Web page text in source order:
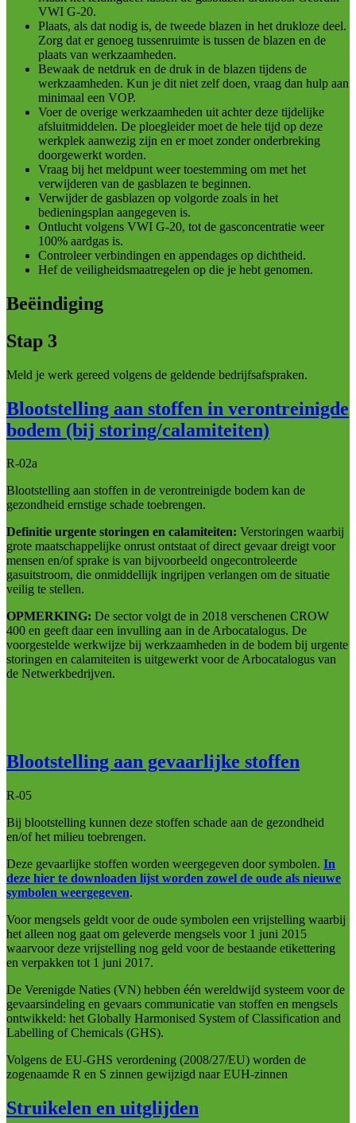
VWI G-20.
Plaats, als dat nodig is, de tweede blazen in het drukloze deel.
Zorg dat er genoeg tussenruimte is tussen de blazen en de
plaats van werkzaamheden.
Bewaak de netdruk en de druk in de blazen tijdens de
werkzaamheden. Kun je dit niet zelf doen, vraag dan hulp aan
minimaal een VOP.
Voer de overige werkzaamheden uit achter deze tijdelijke
afsluitmiddelen. De ploegleider moet de hele tijd op deze
werkplek aanwezig zijn en er moet zonder onderbreking
doorgewerkt worden.
Vraag bij het meldpunt weer toestemming om met het
verwijderen van de gasblazen te beginnen.
Verwijder de gasblazen op volgorde zoals in het
bedieningsplan aangegeven is.
Ontlucht volgens VWI G-20, tot de gasconcentratie weer
100% aardgas is.
Controleer verbindingen en appendages op dichtheid.
Hef de veiligheidsmaatregelen op die je hebt genomen.
Beëindiging
Stap 3
Meld je werk gereed volgens de geldende bedrijfsafspraken.
Blootstelling aan stoffen in verontreinigde
bodem (bij storing/calamiteiten)
R-02a
Blootstelling aan stoffen in de verontreinigde bodem kan de
gezondheid ernstige schade toebrengen.
Definitie urgente storingen en calamiteiten: Verstoringen waarbij
grote maatschappelijke onrust ontstaat of direct gevaar dreigt voor
mensen en/of sprake is van bijvoorbeeld ongecontroleerde
gasuitstroom, die onmiddellijk ingrijpen verlangen om de situatie
veilig te stellen.
OPMERKING: De sector volgt de in 2018 verschenen CROW
400 en geeft daar een invulling aan in de Arbocatalogus. De
voorgestelde werkwijze bij werkzaamheden in de bodem bij urgente
storingen en calamiteiten is uitgewerkt voor de Arbocatalogus van
de Netwerkbedrijven.
Blootstelling aan gevaarlijke stoffen
R-05
Bij blootstelling kunnen deze stoffen schade aan de gezondheid
en/of het milieu toebrengen.
Deze gevaarlijke stoffen worden weergegeven door symbolen. In
deze hier te downloaden lijst worden zowel de oude als nieuwe
symbolen weergegeven.
Voor mengsels geldt voor de oude symbolen een vrijstelling waarbij
het alleen nog gaat om geleverde mengsels voor 1 juni 2015
waarvoor deze vrijstelling nog geld voor de bestaande etikettering
en verpakken tot 1 juni 2017.
De Verenigde Naties (VN) hebben één wereldwijd systeem voor de
gevaarsindeling en gevaars communicatie van stoffen en mengsels
ontwikkeld: het Globally Harmonised System of Classification and
Labelling of Chemicals (GHS).
Volgens de EU-GHS verordening (2008/27/EU) worden de
zogenaamde R en S zinnen gewijzigd naar EUH-zinnen
Struikelen en uitglijden